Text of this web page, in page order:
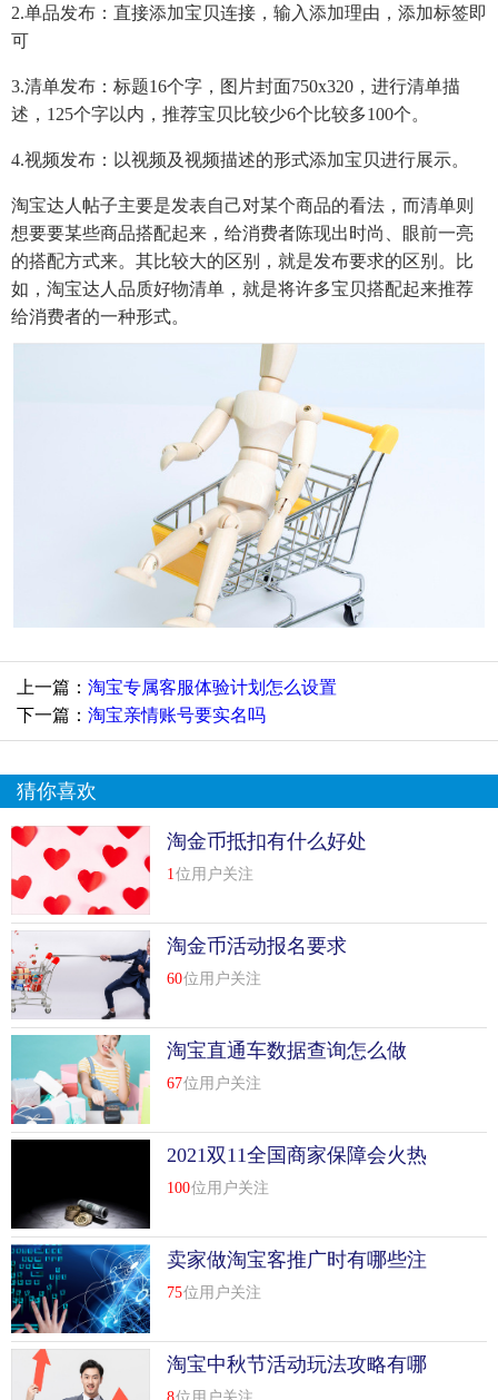
2.单品发布：直接添加宝贝连接，输入添加理由，添加标签即
可
3.清单发布：标题16个字，图片封面750x320，进行清单描
述，125个字以内，推荐宝贝比较少6个比较多100个。
4.视频发布：以视频及视频描述的形式添加宝贝进行展示。
淘宝达人帖子主要是发表自己对某个商品的看法，而清单则
想要要某些商品搭配起来，给消费者陈现出时尚、眼前一亮
的搭配方式来。其比较大的区别，就是发布要求的区别。比
如，淘宝达人品质好物清单，就是将许多宝贝搭配起来推荐
给消费者的一种形式。
上一篇： 淘宝专属客服体验计划怎么设置
下一篇： 淘宝亲情账号要实名吗
猜你喜欢
淘金币抵扣有什么好处
1 位用户关注
淘金币活动报名要求
60位用户关注
淘宝直通车数据查询怎么做
67位用户关注
2021双11全国商家保障会火热
报名中
100位用户关注
卖家做淘宝客推广时有哪些注
意事项
75位用户关注
淘宝中秋节活动玩法攻略有哪
些